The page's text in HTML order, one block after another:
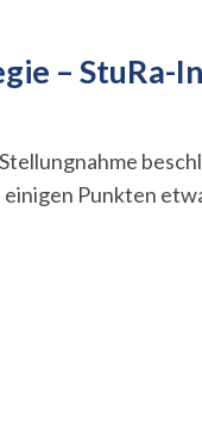
– StuRa-
Punkten